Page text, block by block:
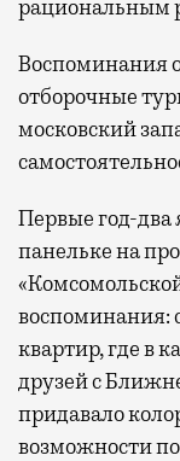
рациональным
Воспоминания
отборочные
московский
Первые год-два
панельке на
воспоминания:
квартир, где в
друзей с
придавало
возможности